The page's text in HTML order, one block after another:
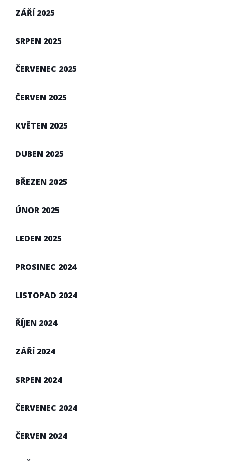
ZÁŘÍ 2025
SRPEN 2025
ČERVENEC 2025
ČERVEN 2025
KVĚTEN 2025
DUBEN 2025
BŘEZEN 2025
ÚNOR 2025
LEDEN 2025
PROSINEC 2024
LISTOPAD 2024
ŘÍJEN 2024
ZÁŘÍ 2024
SRPEN 2024
ČERVENEC 2024
ČERVEN 2024